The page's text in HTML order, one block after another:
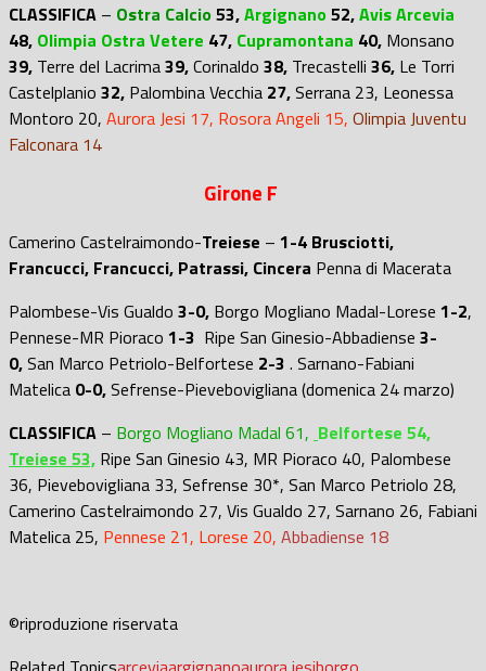
CLASSIFICA – Ostra Calcio53,Argignano52,Avis Arcevia
48, Olimpia Ostra Vetere 47, Cupramontana 40, Monsano
39, Terre del Lacrima39,Corinaldo 38, Trecastelli 36, Le Torri
Castelplanio 32, Palombina Vecchia 27,Serrana 23, Leonessa
Montoro 20, Aurora Jesi 17, Rosora Angeli 15, Olimpia Juventu
Falconara 14
Girone F
Camerino Castelraimondo-Treiese – 1-4 Brusciotti,
Francucci, Francucci, Patrassi, Cincera Penna di Macerata
Palombese-Vis Gualdo 3-0, Borgo Mogliano Madal-Lorese 1-2,
Pennese-MR Pioraco 1-3 Ripe San Ginesio-Abbadiense 3-
0,San Marco Petriolo-Belfortese 2-3 . Sarnano-Fabiani
Matelica 0-0,Sefrense-Pievebovigliana (domenica 24 marzo)
CLASSIFICA – Borgo Mogliano Madal 61, Belfortese 54,
Treiese 53, Ripe San Ginesio 43, MR Pioraco 40, Palombese
36, Pievebovigliana 33, Sefrense 30*, San Marco Petriolo 28,
Camerino Castelraimondo 27, Vis Gualdo 27, Sarnano 26, Fabiani
Matelica 25, Pennese 21, Lorese 20, Abbadiense 18
©riproduzione riservata